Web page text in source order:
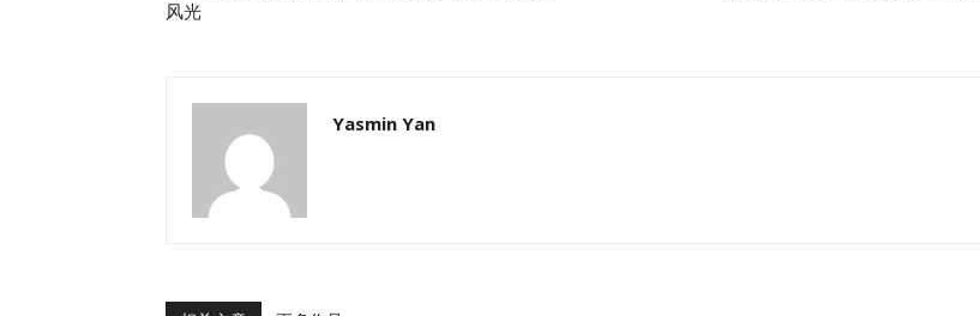
风光
Yasmin Yan